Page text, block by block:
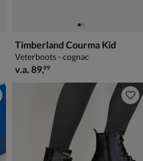
Timberland Courma Kid
Veterboots - cognac
vanaf € 89,99
v.a. 89,99